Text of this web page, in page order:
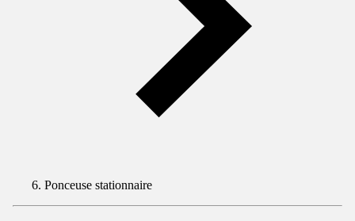
Ponceuse stationnaire